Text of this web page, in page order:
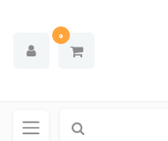
0